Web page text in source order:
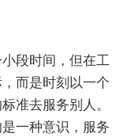
段时间，但在工
而是时刻以一个
准去服务别人。
一种意识，服务